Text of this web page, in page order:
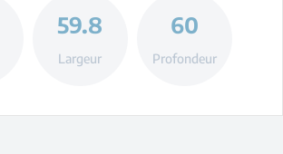
59.8
Largeur
60
Profondeur